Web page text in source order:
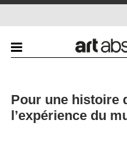
Pour une histoire
l’expérience du